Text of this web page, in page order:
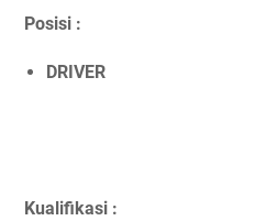
Posisi :
DRIVER
Kualifikasi :